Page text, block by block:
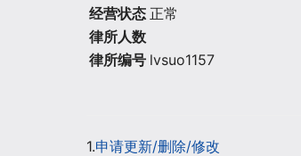
经营状态 正常
律所人数
律所编号 lvsuo1157
1.申请更新/删除/修改